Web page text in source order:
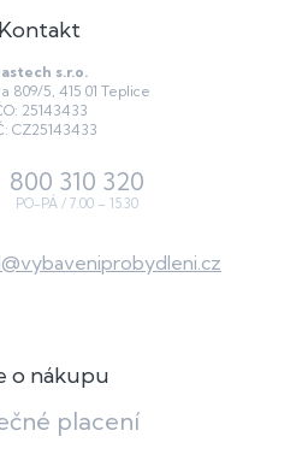
Kontakt
s.r.o.
809/5, 415 01 Teplice
25143433
CZ25143433
@vybaveniprobydleni.cz
800 310 320
o nákupu
placení